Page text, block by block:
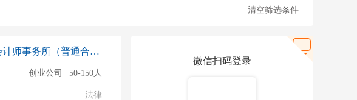
清空筛选条件
海南振华会计师事务所（普通合伙）
创业公司 | 50-150人
法律
微信扫码登录